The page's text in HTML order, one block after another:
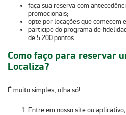
faça sua reserva com
promocionais;
opte por locações que comecem
participe do programa de
de 5.200 pontos.
Como faço para reservar
Localiza?
É muito simples, olha só!
Entre em nosso site ou aplicativo;